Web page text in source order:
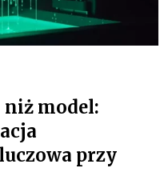
niż model:
przy